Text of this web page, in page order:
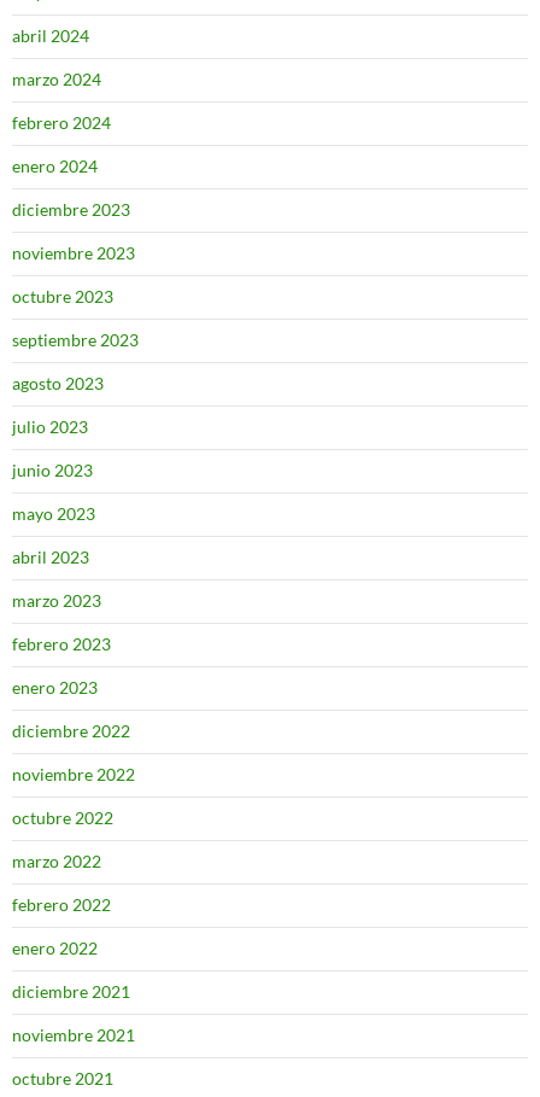
abril 2024
marzo 2024
febrero 2024
enero 2024
diciembre 2023
noviembre 2023
octubre 2023
septiembre 2023
agosto 2023
julio 2023
junio 2023
mayo 2023
abril 2023
marzo 2023
febrero 2023
enero 2023
diciembre 2022
noviembre 2022
octubre 2022
marzo 2022
febrero 2022
enero 2022
diciembre 2021
noviembre 2021
octubre 2021